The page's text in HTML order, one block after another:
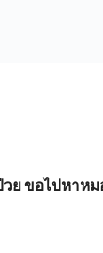
ย ขอไปหาหม